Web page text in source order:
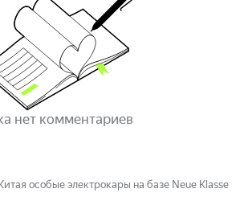
нет комментариев
особые электрокары на базе Neue Klasse